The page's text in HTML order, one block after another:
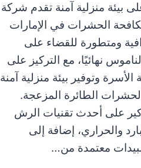
بيئة منزلية آمنة تقدم شركة
الحشرات في الإمارات
ومتطورة للقضاء على
نهائيًا، مع التركيز على
وتوفير بيئة منزلية آمنة
الطائرة المزعجة.
على أحدث تقنيات الرش
والحراري، إضافة إلى
معتمدة من…